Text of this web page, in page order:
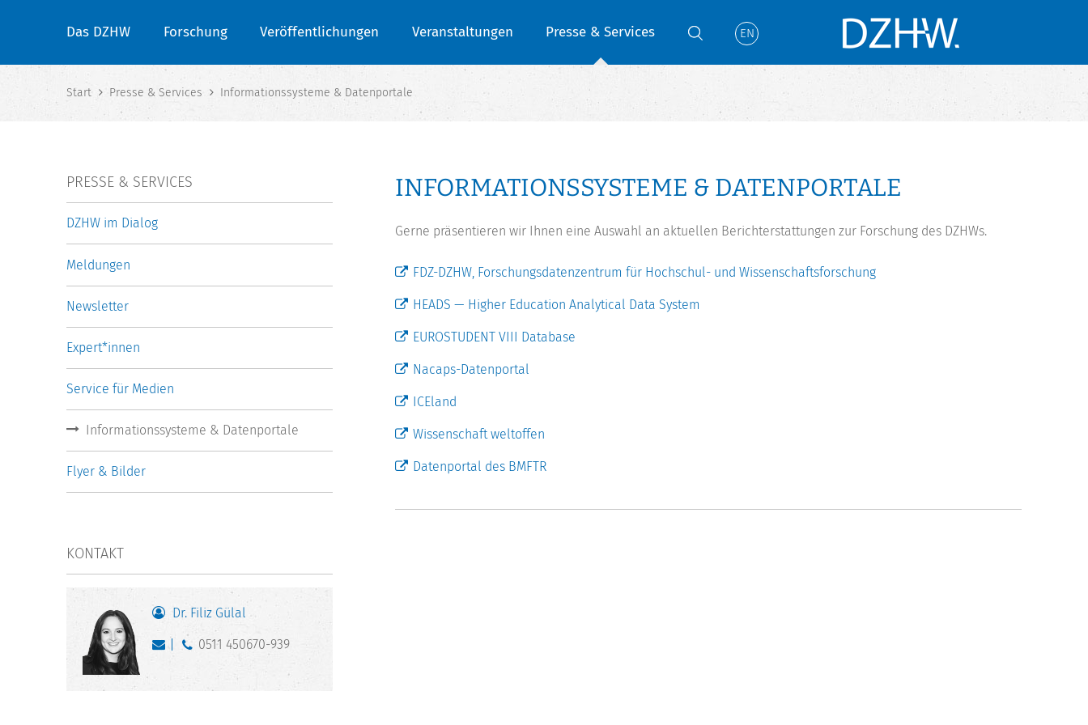
Das DZHW Forschung Veröffentlichungen Veranstaltungen Presse & Services EN
Start Presse & Services Informationssysteme & Datenportale
INFORMATIONSSYSTEME & DATENPORTALE
Gerne präsentieren wir Ihnen eine Auswahl an aktuellen Berichterstattungen zur Forschung des DZHWs.
FDZ-DZHW, Forschungsdatenzentrum für Hochschul- und Wissenschaftsforschung
HEADS — Higher Education Analytical Data System
EUROSTUDENT VIII Database
Nacaps-Datenportal
ICEland
Wissenschaft weltoffen
Datenportal des BMFTR
PRESSE & SERVICES
DZHW im Dialog
Meldungen
Newsletter
Expert*innen
Service für Medien
Informationssysteme & Datenportale
Flyer & Bilder
KONTAKT
Dr. Filiz Gülal
0511 450670-939